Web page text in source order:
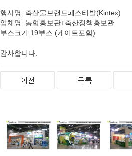
행사명: 축산물브랜드페스티발(Kintex)
업체명: 농협홍보관+축산정책홍보관
부스크기:19부스 (게이트포함)
감사합니다.